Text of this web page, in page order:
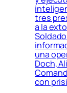
tres
a la
una
Doch,
con